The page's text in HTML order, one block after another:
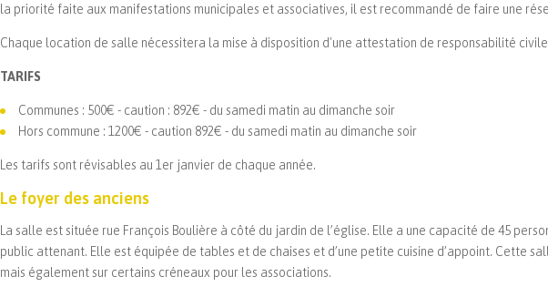
la priorité faite aux manifestations municipales et associatives, il est recommandé de faire une
Chaque location de salle nécessitera la mise à disposition d'une attestation de responsabilité civile
TARIFS
Communes : 500€ - caution : 892€ - du samedi matin au dimanche soir
Hors commune : 1200€ - caution 892€ - du samedi matin au dimanche soir
Les tarifs sont révisables au 1er janvier de chaque année.
Le foyer des anciens
La salle est située rue François Boulière à côté du jardin de l’église. Elle a une capacité de 45
public attenant. Elle est équipée de tables et de chaises et d’une petite cuisine d’appoint. Cette
mais également sur certains créneaux pour les associations.